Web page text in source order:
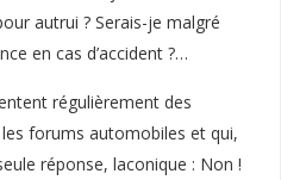
autrui ? Serais-je malgré
en cas d’accident ?…
régulièrement des
forums automobiles et qui,
réponse, laconique : Non !